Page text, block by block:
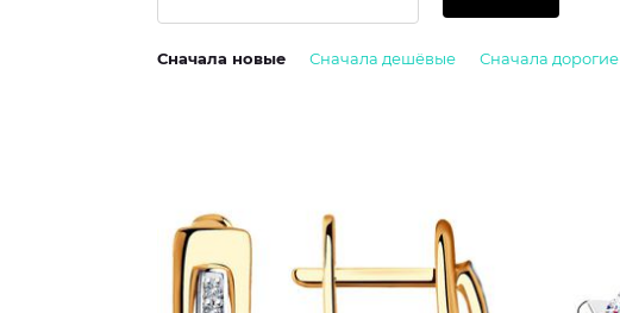
Сначала новые Сначала дешёвые Сначала дорогие